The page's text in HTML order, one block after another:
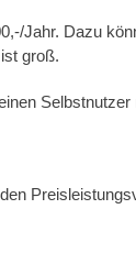
Jahr. Dazu
groß.